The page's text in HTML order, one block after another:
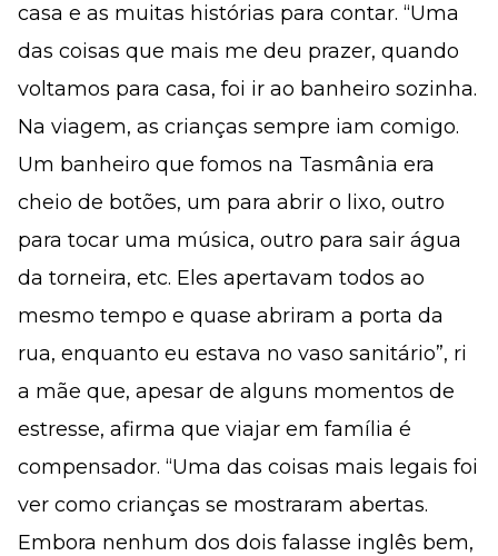
casa e as muitas histórias para contar. “Uma
das coisas que mais me deu prazer, quando
voltamos para casa, foi ir ao banheiro sozinha.
Na viagem, as crianças sempre iam comigo.
Um banheiro que fomos na Tasmânia era
cheio de botões, um para abrir o lixo, outro
para tocar uma música, outro para sair água
da torneira, etc. Eles apertavam todos ao
mesmo tempo e quase abriram a porta da
rua, enquanto eu estava no vaso sanitário”, ri
a mãe que, apesar de alguns momentos de
estresse, afirma que viajar em família é
compensador. “Uma das coisas mais legais foi
ver como crianças se mostraram abertas.
Embora nenhum dos dois falasse inglês bem,